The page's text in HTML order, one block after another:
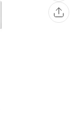
관
심